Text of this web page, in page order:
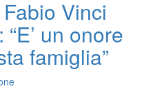
Vinci
un onore
famiglia”